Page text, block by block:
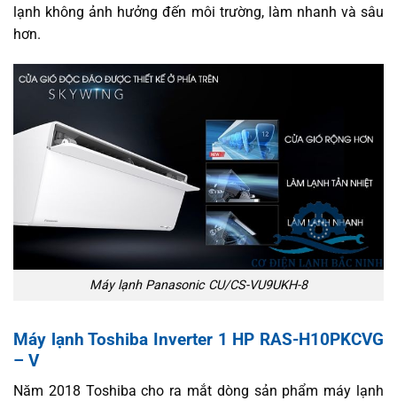
lạnh không ảnh hưởng đến môi trường, làm nhanh và sâu
hơn.
Máy lạnh Panasonic CU/CS-VU9UKH-8
Máy lạnh Toshiba Inverter 1 HP RAS-H10PKCVG
– V
Năm 2018 Toshiba cho ra mắt dòng sản phẩm máy lạnh